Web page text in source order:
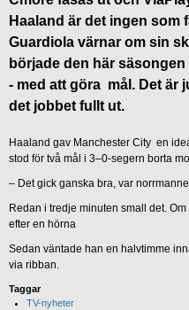
Haaland är det ingen som
Guardiola värnar om sin
började den här
- med att göra mål. Det är
det jobbet fullt ut.
Haaland gav Manchester City en
stod för två mål i 3–0-segern borta
– Det gick ganska bra, var
Redan i tredje minuten small det.
efter en hörna
Sedan väntade han en halvtimme
via ribban.
Taggar
TV-nyheter